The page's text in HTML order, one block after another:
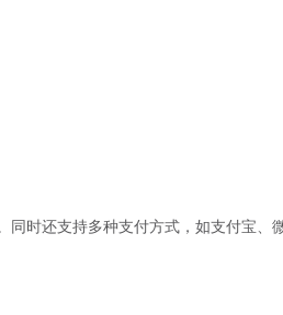
时还支持多种支付方式，如支付宝、